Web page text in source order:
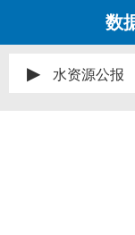
数
▶ 水资源公报